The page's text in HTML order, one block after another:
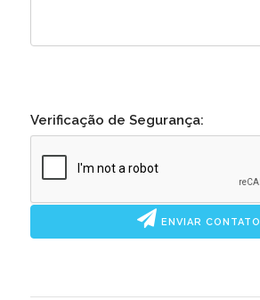
Verificação de Segurança:
ENVIAR CONTATO